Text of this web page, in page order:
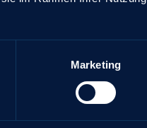
Marketing